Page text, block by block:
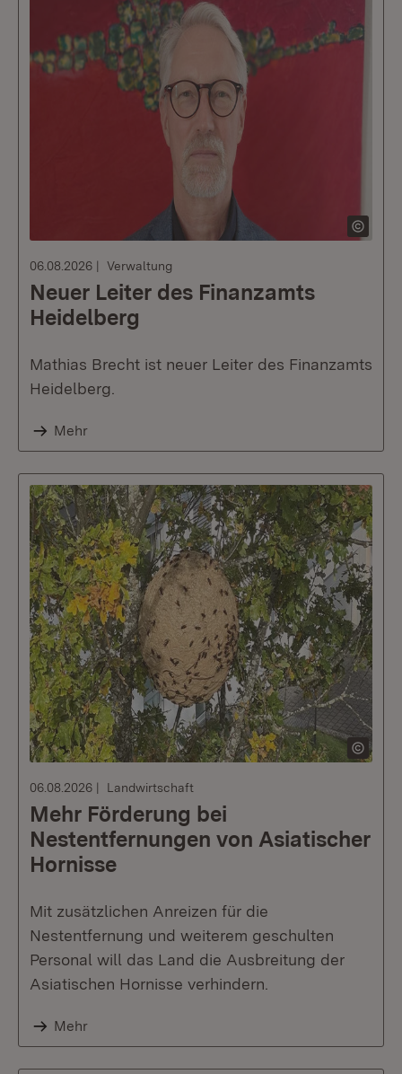
06.08.2026 Verwaltung
Neuer Leiter des Finanzamts
Heidelberg
Mathias Brecht ist neuer Leiter des Finanzamts
Heidelberg.
Mehr
06.08.2026 Landwirtschaft
Mehr Förderung bei
Nestentfernungen von Asiatischer
Hornisse
Mit zusätzlichen Anreizen für die
Nestentfernung und weiterem geschulten
Personal will das Land die Ausbreitung der
Asiatischen Hornisse verhindern.
Mehr